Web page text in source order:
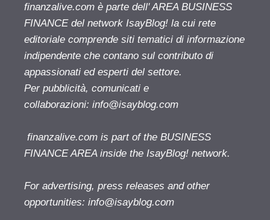
finanzalive.com è parte dell' AREA BUSINESS
FINANCE del network IsayBlog! la cui rete
editoriale comprende siti tematici di informazione
indipendente che contano sul contributo di
appassionati ed esperti del settore.
Per pubblicità, comunicati e
collaborazioni: info@isayblog.com
finanzalive.com is part of the BUSINESS
FINANCE AREA inside the IsayBlog! network.
For advertising, press releases and other
opportunities: info@isayblog.com